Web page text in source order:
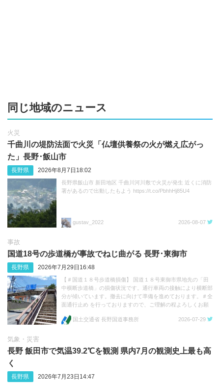
同じ地域のニュース
火災
千曲川の堤防法面で火災「仏壇供養祭の火が燃え広がっ
た」長野･飯山市
長野県 2026年8月7日18:02
長野県飯山市 新田地区 千曲川河川敷で火災が発生 近くに消防
署があるので出動したもよう https://t.co/PbhhHj85U4
gustav_2022 2026-08-07
事故
国道18号の歩道橋が事故でねじ曲がる 長野･‬東御市
長野県 2026年7月29日16:48
【＃国道１８号歩道橋損傷】 国道１８号東御市県地先の「田
中横断歩道橋」の損傷状況です。通行車両の接触により横断部
分が傾いています。撤去に向けて準備を進めております。＃全
面通行止め を行っておりますので、ご理解の程よろしくお願
国土交通省 長野国道事務所
2026-07-29
気象・災害
長野 飯田市で気温39.2℃を観測 県内7月の観測史上最も高
く
長野県 2026年7月23日14:47